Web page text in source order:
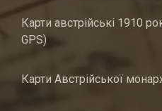
Карти австрійські 1910
GPS)
Карти Австрійської